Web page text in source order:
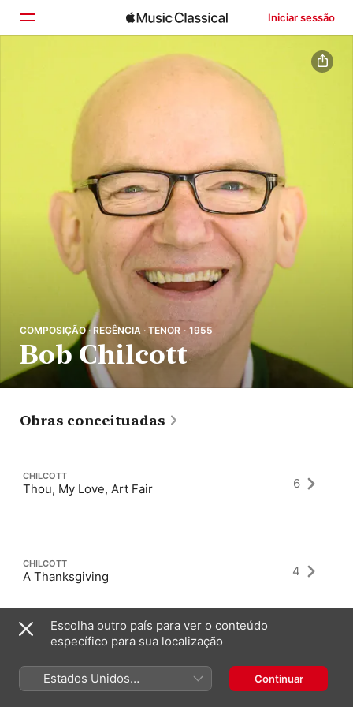
Iniciar sessão
Explorar
Buscar
COMPOSIÇÃO · REGÊNCIA · TENOR · 1955
Bob Chilcott
Obras conceituadas
CHILCOTT
Thou, My Love, Art Fair 6
CHILCOTT
A Thanksgiving 4
CHILCOTT
Canticles of Light
Escolha outro país para ver o conteúdo
específico para sua localização
Estados Unidos
(Português Brasil)
Continuar